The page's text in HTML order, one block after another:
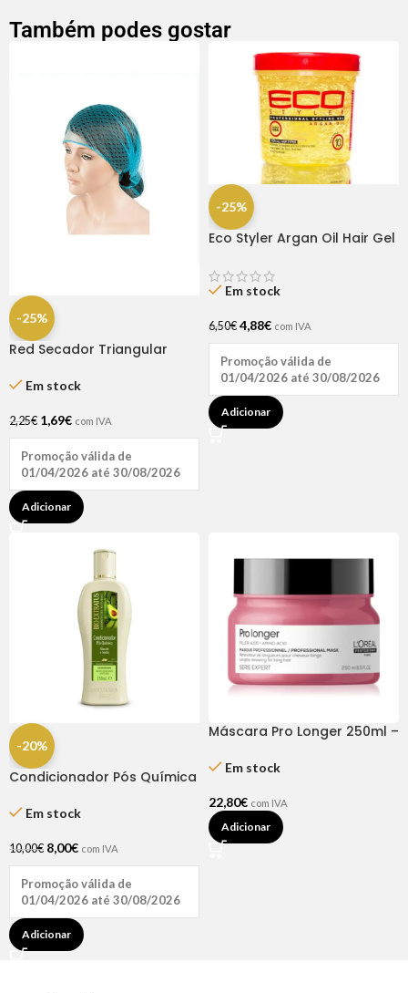
Também podes gostar
-25%
Red Secador Triangular
Em stock
2,25€ 1,69€ com IVA
Promoção válida de
01/04/2026 até 30/08/2026
Adicionar
-25%
Eco Styler Argan Oil Hair Gel
Em stock
6,50€ 4,88€ com IVA
Promoção válida de
01/04/2026 até 30/08/2026
Adicionar
-20%
Condicionador Pós Química
Em stock
10,00€ 8,00€ com IVA
Promoção válida de
01/04/2026 até 30/08/2026
Adicionar
Máscara Pro Longer 250ml –
Em stock
22,80€ com IVA
Adicionar